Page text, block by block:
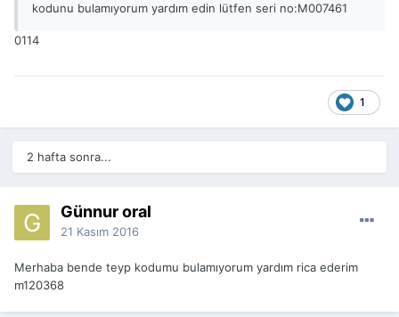
kodunu bulamıyorum yardım edin lütfen seri no:M007461
0114
1
2 hafta sonra...
Günnur oral
21 Kasım 2016
Merhaba bende teyp kodumu bulamıyorum yardım rica ederim
m120368